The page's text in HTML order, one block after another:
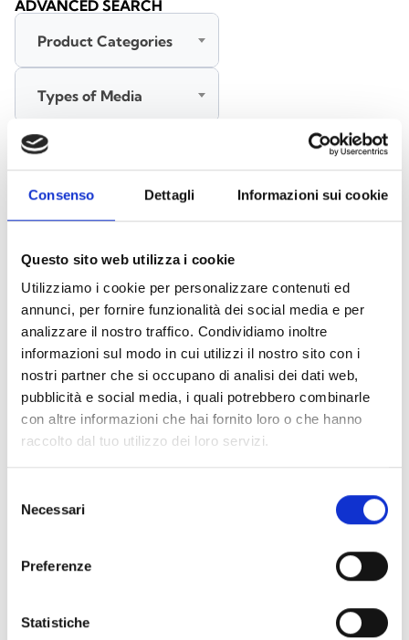
Consenso Dettagli Informazioni sui cookie
Questo sito web utilizza i cookie
Utilizziamo i cookie per personalizzare contenuti ed
annunci, per fornire funzionalità dei social media e per
analizzare il nostro traffico. Condividiamo inoltre
informazioni sul modo in cui utilizzi il nostro sito con i
nostri partner che si occupano di analisi dei dati web,
pubblicità e social media, i quali potrebbero combinarle
con altre informazioni che hai fornito loro o che hanno
raccolto dal tuo utilizzo dei loro servizi.
delNecessari
Preferenze
Statistiche
Accessories EB00 Bases - Materials
Accessories for detector testing - Materials(6)
Documents(6992)
Select All
Please log in before downloading content marked with
the icon lock
ADVANCED SEARCH
Product Categories
Types of Media
All languages
SEARCH